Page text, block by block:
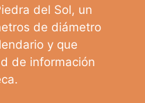
del Sol, un
de diámetro
y que
de información